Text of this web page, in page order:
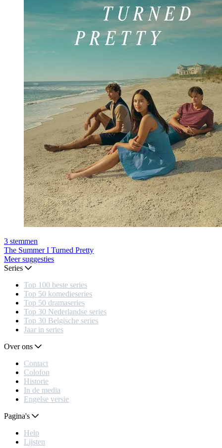
3 stemmen
The Summer I Turned Pretty
Meer suggesties
Series
Top 100 beste series
Top 50 komedieseries
Top 50 dramaseries
Top 30 Nederlandse series
Top 30 Belgische series
Jaar in series
Over ons
Contact
Colofon
Historie
In de media
Engelse versie
Pagina's
Help
Lijsten